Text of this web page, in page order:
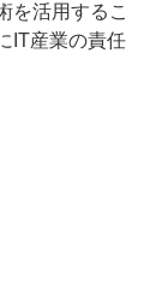
を活用するこ
IT産業の責任